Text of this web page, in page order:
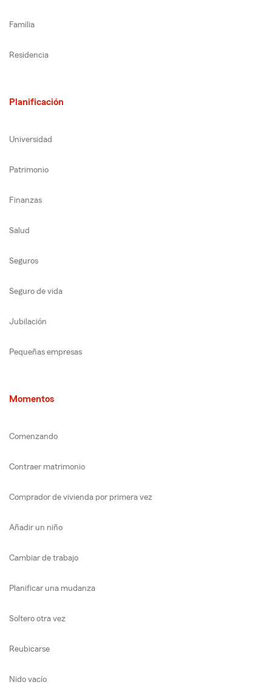
Familia
Residencia
Planificación
Universidad
Patrimonio
Finanzas
Salud
Seguros
Seguro de vida
Jubilación
Pequeñas empresas
Momentos
Comenzando
Contraer matrimonio
Comprador de vivienda por primera vez
Añadir un niño
Cambiar de trabajo
Planificar una mudanza
Soltero otra vez
Reubicarse
Nido vacío